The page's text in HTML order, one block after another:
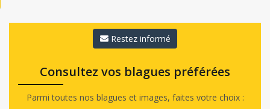
Restez informé
Consultez vos blagues préférées
Parmi toutes nos blagues et images, faites votre choix :